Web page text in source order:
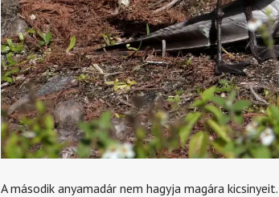
A második anyamadár nem hagyja magára